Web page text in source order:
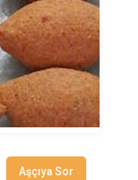
Aşçıya Sor